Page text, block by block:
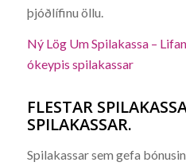
þjóðlífinu öllu.
Ný Lög Um Spilakassa –
ókeypis spilakassar
FLESTAR
SPILAKASSAR.
Spilakassar sem gefa